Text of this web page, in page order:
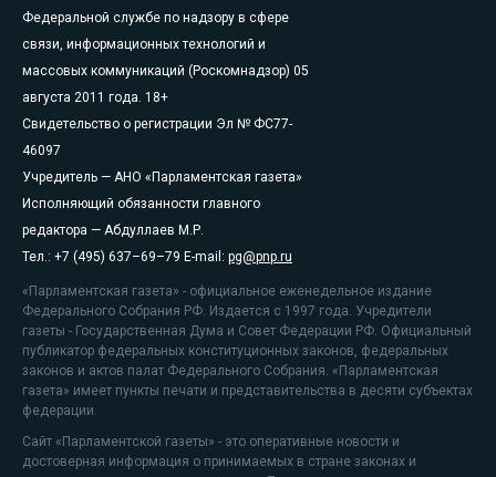
Федеральной службе по надзору в сфере
связи, информационных технологий и
массовых коммуникаций (Роскомнадзор) 05
августа 2011 года. 18+
Свидетельство о регистрации Эл № ФС77-
46097
Учредитель — АНО «Парламентская газета»
Исполняющий обязанности главного
редактора — Абдуллаев М.Р.
Тел.: +7 (495) 637–69–79 E-mail: pg@pnp.ru
«Парламентская газета» - официальное еженедельное издание
Федерального Собрания РФ. Издается с 1997 года. Учредители
газеты - Государственная Дума и Совет Федерации РФ. Официальный
публикатор федеральных конституционных законов, федеральных
законов и актов палат Федерального Собрания. «Парламентская
газета» имеет пункты печати и представительства в десяти субъектах
федерации.
Сайт «Парламентской газеты» - это оперативные новости и
достоверная информация о принимаемых в стране законах и